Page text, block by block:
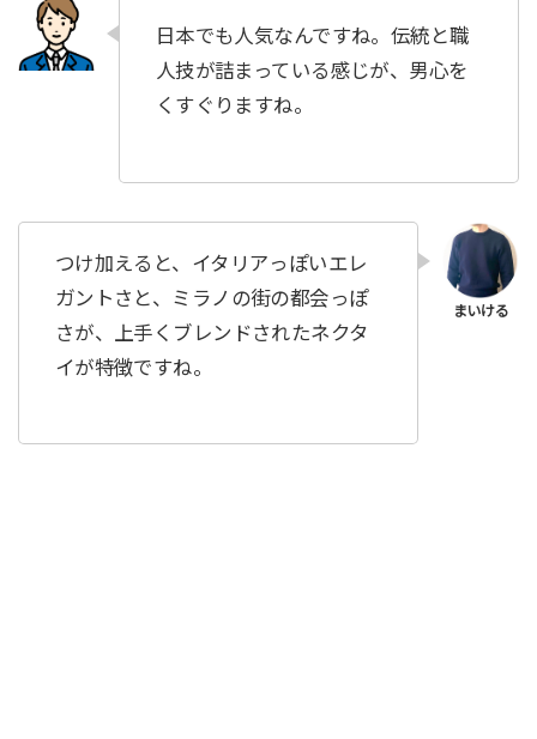
日本でも人気なんですね。伝統と職
人技が詰まっている感じが、男心を
くすぐりますね。
つけ加えると、イタリアっぽいエレ
ガントさと、ミラノの街の都会っぽ
さが、上手くブレンドされたネクタ
イが特徴ですね。